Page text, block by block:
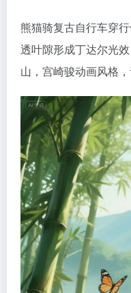
熊猫骑复古自行车穿
透叶隙形成丁达尔光
山，宫崎骏动画风格，